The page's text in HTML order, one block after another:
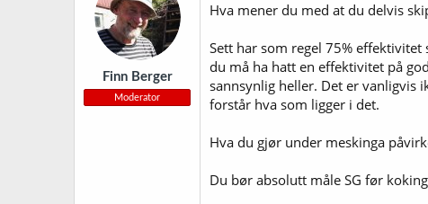
Finn Berger
Moderator
Hva mener du med at du delvis
Sett har som regel 75%
du må ha hatt en effektivitet på
sannsynlig heller. Det er vanligvis
forstår hva som ligger i det.
Hva du gjør under meskinga
Du bør absolutt måle SG før